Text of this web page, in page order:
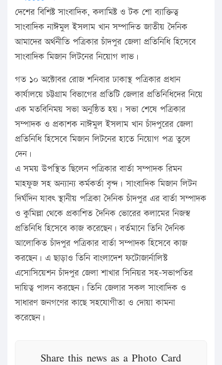
দেশের বিশিষ্ট সাংবাদিক, কলামিষ্ট ও টক শো ব্যাক্তিত্ব
সাংবাদিক নাঈমুল ইসলাম খান সম্পাদিত জাতীয় দৈনিক
আমাদের অর্থনীতি পত্রিকার চাঁদপুর জেলা প্রতিনিধি হিসেবে
সাংবাদিক মিজান লিটনের নিয়োগ লাভ।
গত ১০ অক্টোবর রোজ শনিবার ঢাকাস্থ পত্রিকার প্রধান
কার্যালয়ে চট্টগ্রাম বিভাগের প্রতিটি জেলার প্রতিনিধিদের নিয়ে
এক মতবিনিময় সভা অনুষ্ঠিত হয়। সভা শেষে পত্রিকার
সম্পাদক ও প্রকাশক নাঈমুল ইসলাম খান চাঁদপুরের জেলা
প্রতিনিধি হিসেবে মিজান লিটনের হাতে নিয়োগ পত্র তুলে
দেন।
এ সময় উপস্থিত ছিলেন পত্রিকার বার্তা সম্পাদক রিমন
মাহফুজ সহ অন্যান্য কর্মকর্তা বৃন্দ। সাংবাদিক মিজান লিটন
দির্ঘদিন যাবৎ স্থানীয় পত্রিকা দৈনিক চাঁদপুর এর বার্তা সম্পাদক
ও কুমিল্লা থেকে প্রকাশিত দৈনিক ভোরের কলামের নিজস্ব
প্রতিনিধি হিসেবে কাজ করেছেন। বর্তমানে তিনি দৈনিক
আলোকিত চাঁদপুর পত্রিকার বার্তা সম্পাদক হিসেবে কাজ
করছেন। এ ছাড়াও তিনি বাংলাদেশ ফটোজার্নালিস্ট
এসোসিয়েশন চাঁদপুর জেলা শাখার সিনিয়র সহ-সভাপতির
দায়িত্ব পালন করছেন। তিনি জেলার সকল সাংবাদিক ও
সাধারণ জনগণের কাছে সহযোগীতা ও দোয়া কামনা
করেছেন।
Share this news as a Photo Card